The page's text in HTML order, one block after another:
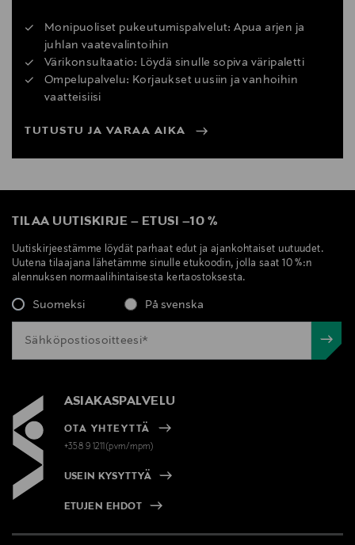
Monipuoliset pukeutumispalvelut: Apua arjen ja
juhlan vaatevalintoihin
Värikonsultaatio: Löydä sinulle sopiva väripaletti
Ompelupalvelu: Korjaukset uusiin ja vanhoihin
vaatteisiisi
TUTUSTU JA VARAA AIKA
TILAA UUTISKIRJE – ETUSI –10 %
Uutiskirjeestämme löydät parhaat edut ja ajankohtaiset uutuudet.
Uutena tilaajana lähetämme sinulle etukoodin, jolla saat 10 %:n
alennuksen normaalihintaisesta kertaostoksesta.
Suomeksi På svenska
ASIAKASPALVELU
OTA YHTEYTTÄ
+358 9 1211(pvm/mpm)
USEIN KYSYTTYÄ
ETUJEN EHDOT